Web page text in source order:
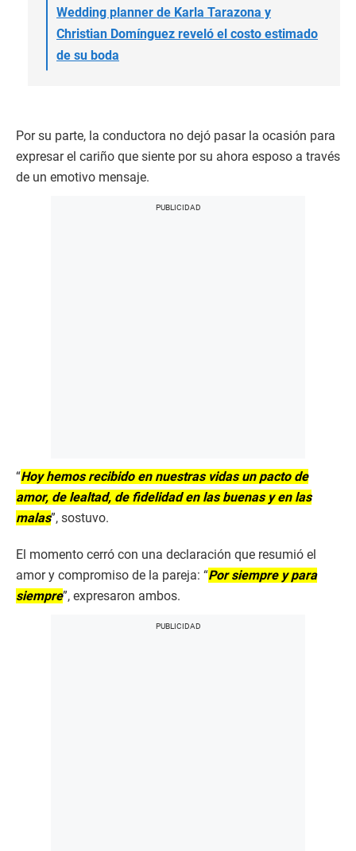
Wedding planner de Karla Tarazona y
Christian Domínguez reveló el costo estimado
de su boda
Por su parte, la conductora no dejó pasar la ocasión para
expresar el cariño que siente por su ahora esposo a través
de un emotivo mensaje.
“Hoy hemos recibido en nuestras vidas un pacto de
amor, de lealtad, de fidelidad en las buenas y en las
malas”, sostuvo.
El momento cerró con una declaración que resumió el
amor y compromiso de la pareja: “Por siempre y para
siempre”, expresaron ambos.